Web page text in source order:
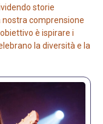
storie
nostra comprensione
è ispirare i
la diversità e la